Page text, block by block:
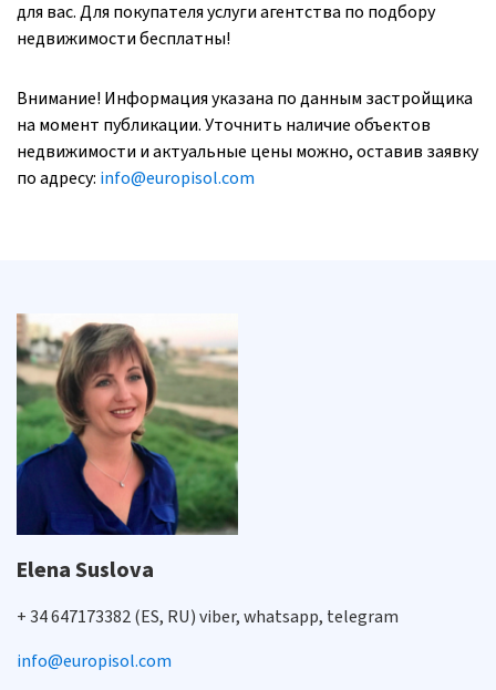
для вас. Для покупателя услуги агентства по подбору
недвижимости бесплатны!
Внимание! Информация указана по данным застройщика
на момент публикации. Уточнить наличие объектов
недвижимости и актуальные цены можно, оставив заявку
по адресу: info@europisol.com
Elena Suslova
+ 34 647173382 (ES, RU) viber, whatsapp, telegram
info@europisol.com